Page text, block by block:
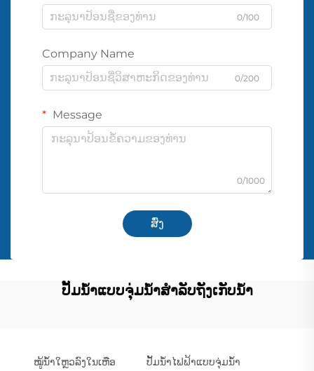
0/100
Company Name
0/200
Message
0/1000
ສົ່ງ
ປັ້ມນ້ຳແບບຈຸ່ມນ້ຳສຳລັບຖັງເກັບນ້ຳ
ໝູ້ນ້ຳໃຫຼວລົງໃນເຫືອ ປັ້ມນ້ຳໄຟຟ້າແບບຈຸ່ມນ້ຳ